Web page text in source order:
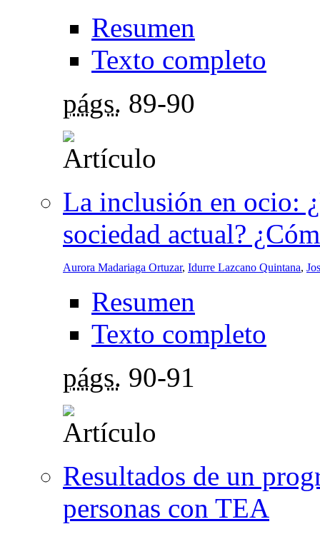
Resumen
Texto completo
págs. 89-90
La inclusión en ocio:
sociedad actual?
Aurora Madariaga Ortuzar, Idurre Lazcano Quintana,
Resumen
Texto completo
págs. 90-91
Resultados de un
personas con TEA